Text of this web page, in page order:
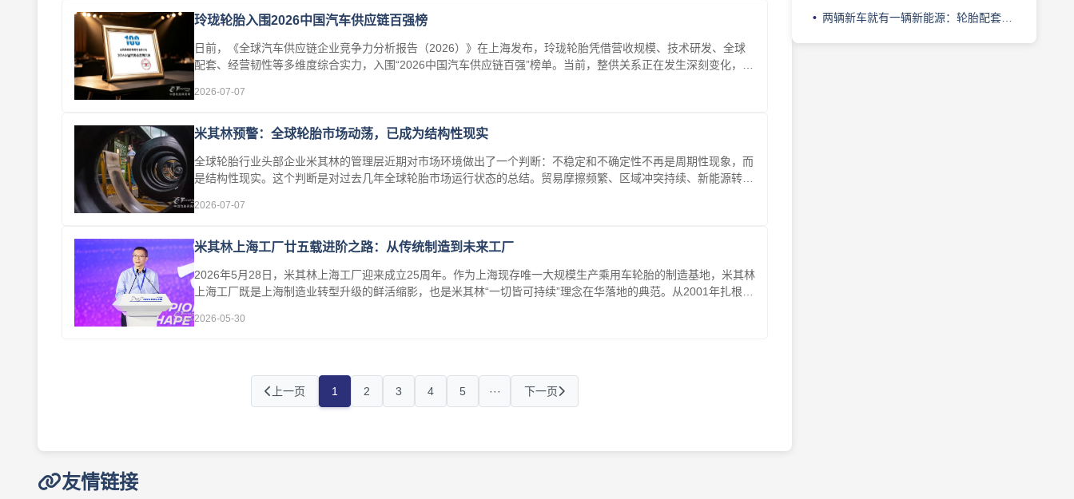
玲珑轮胎入围2026中国汽车供应链百强榜
日前，《全球汽车供应链企业竞争力分析报告（2026）》在上海发布，玲珑轮胎凭借营收规模、技术研发、全球
配套、经营韧性等多维度综合实力，入围“2026中国汽车供应链百强”榜单。当前，整供关系正在发生深刻变化，能
2026-07-07
米其林预警：全球轮胎市场动荡，已成为结构性现实
全球轮胎行业头部企业米其林的管理层近期对市场环境做出了一个判断：不稳定和不确定性不再是周期性现象，而
是结构性现实。这个判断是对过去几年全球轮胎市场运行状态的总结。贸易摩擦频繁、区域冲突持续、新能源转型
2026-07-07
米其林上海工厂廿五载进阶之路：从传统制造到未来工厂
2026年5月28日，米其林上海工厂迎来成立25周年。作为上海现存唯一大规模生产乘用车轮胎的制造基地，米其林
上海工厂既是上海制造业转型升级的鲜活缩影，也是米其林“一切皆可持续”理念在华落地的典范。从2001年扎根闵
2026-05-30
上一页 1 2 3 4 5 ··· 下一页
两辆新车就有一辆新能源：轮胎配套迎格局重构
友情链接